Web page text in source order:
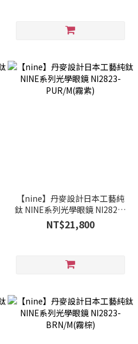
【nine】丹麥設計日本工藝純
鈦 NINE系列光學眼鏡 NI2823-
PUR/M(霧紫)
NT$21,800